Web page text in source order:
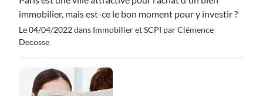
immobilier, mais est-ce le bon moment pour y investir ?
Le 04/04/2022 dans Immobilier et SCPI par Clémence
Decosse